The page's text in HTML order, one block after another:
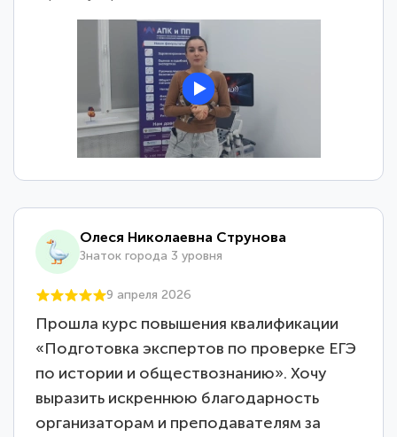
Олеся Николаевна Струнова
Знаток города 3 уровня
9 апреля 2026
Прошла курс повышения квалификации
«Подготовка экспертов по проверке ЕГЭ
по истории и обществознанию». Хочу
выразить искреннюю благодарность
организаторам и преподавателям за